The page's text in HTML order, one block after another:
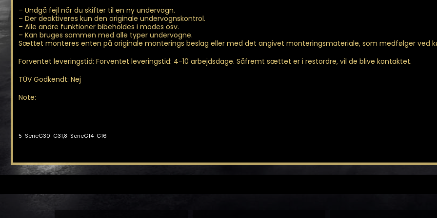
– Undgå fejl når du skifter til en ny undervogn.
– Der deaktiveres kun den originale undervognskontrol.
– Alle andre funktioner bibeholdes i modes osv.
– Kan bruges sammen med alle typer undervogne.
Sættet monteres enten på originale monterings beslag eller med det angivet monteringsmateriale, som medfølger ved
Forventet leveringstid: Forventet leveringstid: 4-10 arbejdsdage. Såfremt sættet er i restordre, vil de blive kontaktet.
TÜV Godkendt: Nej
Note:
5-SerieG30-G31,8-SerieG14-G16